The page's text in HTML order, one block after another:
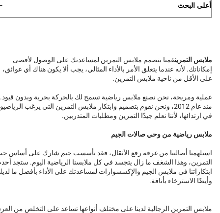
أعلى البحث
ملابس التمرينقمنا بتصمم ملابس التمرين لمساعدتك على الوصول لأقصى
إمكاناتك. لأنه عندما يتعلق الأمر بالأداء المثالي، يجب ألا يكون هناك أي عوائق،
على الأقل من ناحية ملابس التمرين.
عملية ومريحة، نحن نصنع ملابس رياضية تسمح لك بالحركة بحرية وبدون قيود.
منذ عام 2012، ونحن نقوم بتصميم وابتكار ملابس التمرين التي يرغب
في ارتدائها، لأننا نعلم جيدًا التمرين ومطلبات المتدربين.
ملابس رياضية من وحي صالات الجيم
استلهمنا أصالتنا من غرفة رفع الأثقال، فقد تأسست جيم شارك على أساس
التمرين، وهذا الشغف ما زال يتجسد في كل ملابسنا الرياضية اليوم. ستجد
ابتكاراتنا في ملابس الجيم والإكسسوارات لمساعدتك على الأداء بأفضل ما
وأيضًا الاسترخاء بأناقة.
ملابس التمرين الرجالية لدينا على مختلف أنواعها تساعد على التخلص من